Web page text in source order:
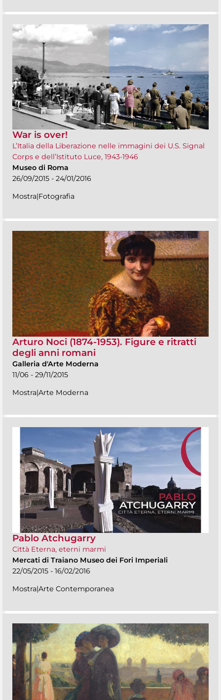
War is over!
L’Italia della Liberazione nelle immagini dei U.S. Signal
Corps e dell’Istituto Luce, 1943-1946
Museo di Roma
26/09/2015 - 24/01/2016
Mostra|Fotografia
Arturo Noci (1874-1953). Figure e ritratti
degli anni romani
Galleria d'Arte Moderna
11/06 - 29/11/2015
Mostra|Arte Moderna
Pablo Atchugarry
Città Eterna, eterni marmi
Mercati di Traiano Museo dei Fori Imperiali
22/05/2015 - 16/02/2016
Mostra|Arte Contemporanea